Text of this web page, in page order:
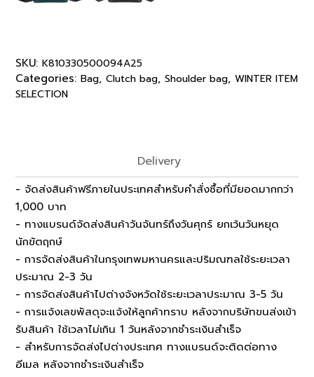
SKU: K810330500094A25
Categories: Bag, Clutch bag, Shoulder bag, WINTER ITEM
SELECTION
Delivery
- จัดส่งสินค้าฟรีภายในประเทศสำหรับคำสั่งซื้อที่มียอดมากกว่า
1,000 บาท
- ทางแบรนด์จัดส่งสินค้าวันจันทร์ถึงวันศุกร์ ยกเว้นวันหยุด
นักขัตฤกษ์
- การจัดส่งสินค้าในกรุงเทพมหานครและปริมณฑลใช้ระยะเวลา
ประมาณ 2-3 วัน
- การจัดส่งสินค้าไปต่างจังหวัดใช้ระยะเวลาประมาณ 3-5 วัน
- การแจ้งเลขพัสดุจะแจ้งให้ลูกค้าทราบ หลังจากบริษัทขนส่งเข้า
รับสินค้า ใช้เวลาไม่เกิน 1 วันหลังจากชำระเงินสำเร็จ
- สำหรับการจัดส่งไปต่างประเทศ ทางแบรนด์จะติดต่อทาง
อีเมล หลังจากชำระเงินสำเร็จ